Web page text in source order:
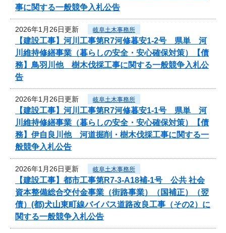
事に関する一般競争入札公告
2026年1月26日更新 岐阜土木事務所
【建設工事】河川工事第R7河修暮安1-2号 県単 河
川維持修繕事業（暮らしの安全・安心確保対策）【債
務】鳥羽川他 樹木伐採工事に関する一般競争入札公
告
2026年1月26日更新 岐阜土木事務所
【建設工事】河川工事第R7河修暮安1-1号 県単 河
川維持修繕事業（暮らしの安全・安心確保対策）【債
務】伊自良川他 河道掘削・樹木伐採工事に関する一
般競争入札公告
2026年1月26日更新 岐阜土木事務所
【建設工事】都市工事第R7-3-A18補-1号 公共 社会
資本整備総合交付金事業（街路事業）（国補正）（翌
債）(都)犬山東町線バイパス道路改良工事（その2）に
関する一般競争入札公告